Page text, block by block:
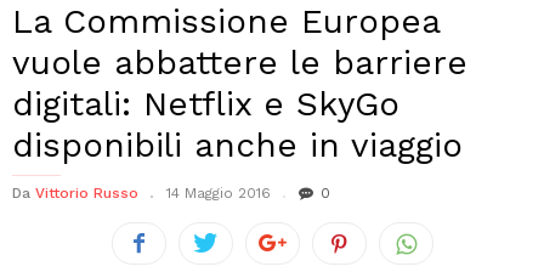
La Commissione Europea
vuole abbattere le barriere
digitali: Netflix e SkyGo
disponibili anche in viaggio
Da Vittorio Russo 14 Maggio 2016 0